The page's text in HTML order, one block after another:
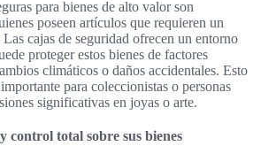
para bienes de alto valor son
poseen artículos que requieren un
cajas de seguridad ofrecen un entorno
proteger estos bienes de factores
climáticos o daños accidentales. Esto
para coleccionistas o personas
significativas en joyas o arte.
control total sobre sus bienes